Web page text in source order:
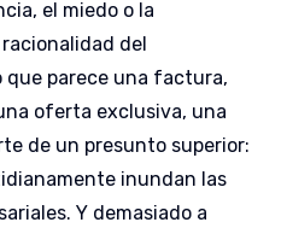
el miedo o la
del
parece una factura,
oferta exclusiva, una
de un presunto superior:
inundan las
Y demasiado a